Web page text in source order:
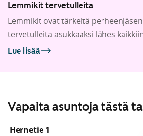
Lemmikit tervetulleita
Lemmikit ovat tärkeitä
tervetulleita asukkaaksi lähes
Lue lisää
Vapaita asuntoja tästä
/12
Hernetie 1